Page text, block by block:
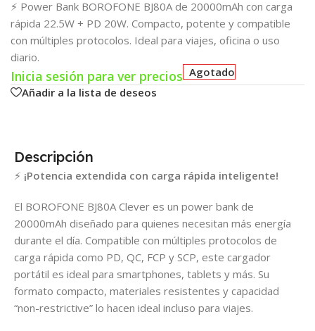
⚡ Power Bank BOROFONE BJ80A de 20000mAh con carga
rápida 22.5W + PD 20W. Compacto, potente y compatible
con múltiples protocolos. Ideal para viajes, oficina o uso
diario.
Inicia sesión para ver precios Agotado
Añadir a la lista de deseos
Descripción
⚡ ¡Potencia extendida con carga rápida inteligente!
El BOROFONE BJ80A Clever es un power bank de
20000mAh diseñado para quienes necesitan más energía
durante el día. Compatible con múltiples protocolos de
carga rápida como PD, QC, FCP y SCP, este cargador
portátil es ideal para smartphones, tablets y más. Su
formato compacto, materiales resistentes y capacidad
“non-restrictive” lo hacen ideal incluso para viajes.